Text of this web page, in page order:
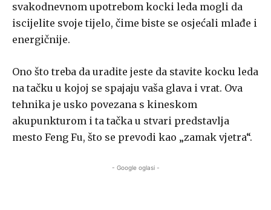
svakodnevnom upotrebom kocki leda mogli da
iscijelite svoje tijelo, čime biste se osjećali mlađe i
energičnije.
Ono što treba da uradite jeste da stavite kocku leda
na tačku u kojoj se spajaju vaša glava i vrat. Ova
tehnika je usko povezana s kineskom
akupunkturom i ta tačka u stvari predstavlja
mesto Feng Fu, što se prevodi kao „zamak vjetra“.
- Google oglasi -